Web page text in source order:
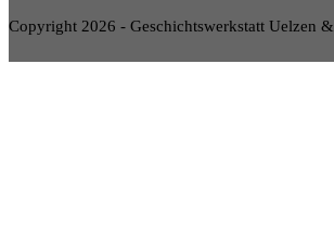
Copyright 2026 - Geschichtswerkstatt Uelzen &